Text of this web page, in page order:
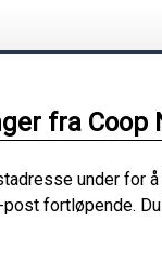
fra Coop
under for
fortløpende.